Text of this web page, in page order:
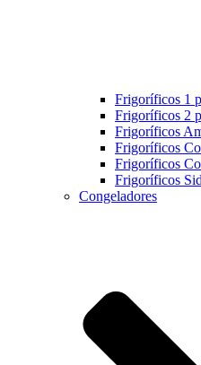
Frigoríficos 1
Frigoríficos 2
Frigoríficos
Frigoríficos
Frigoríficos
Frigoríficos
Congeladores